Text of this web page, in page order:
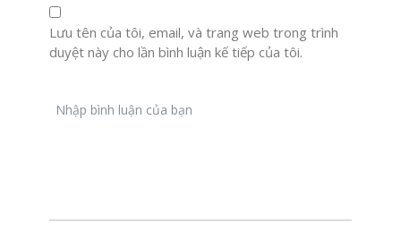
Lưu tên của tôi, email, và trang web trong trình
duyệt này cho lần bình luận kế tiếp của tôi.